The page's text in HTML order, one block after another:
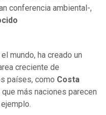
conferencia ambiental-,
mundo, ha creado un
creciente de
países, como Costa
que más naciones parecen